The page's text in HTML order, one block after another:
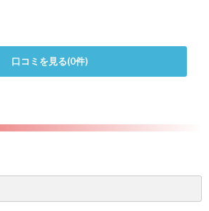
口コミを見る(0件)